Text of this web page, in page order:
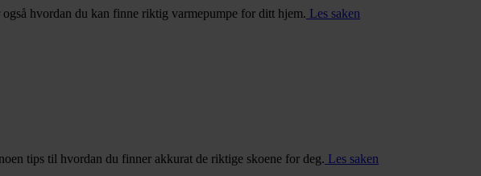
hvordan du kan finne riktig varmepumpe for ditt hjem. Les saken
tips til hvordan du finner akkurat de riktige skoene for deg. Les saken